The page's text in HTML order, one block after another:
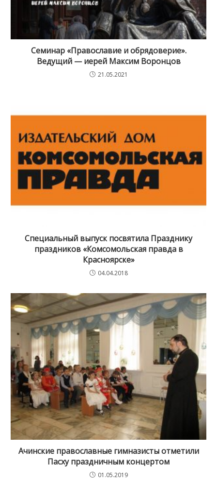
Семинар «Православие и обрядоверие».
Ведущий — иерей Максим Воронцов
21.05.2021
Специальный выпуск посвятила Празднику
праздников «Комсомольская правда в
Красноярске»
04.04.2018
Ачинские православные гимназисты отметили
Пасху праздничным концертом
01.05.2019